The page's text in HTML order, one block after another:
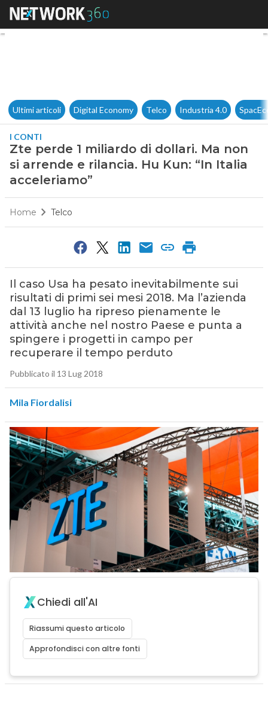
Zte perde 1 miliardo di
Ultimi articoli Digital Economy Telco Industria 4.0
I CONTI
Zte perde 1 miliardo di dollari. Ma non
si arrende e rilancia. Hu Kun: “In Italia
acceleriamo”
Home Telco
Il caso Usa ha pesato inevitabilmente sui
risultati di primi sei mesi 2018. Ma l’azienda
dal 13 luglio ha ripreso pienamente le
attività anche nel nostro Paese e punta a
spingere i progetti in campo per
recuperare il tempo perduto
Pubblicato il 13 Lug 2018
Mila Fiordalisi
Chiedi all'AI
Riassumi questo articolo
Approfondisci con altre fonti